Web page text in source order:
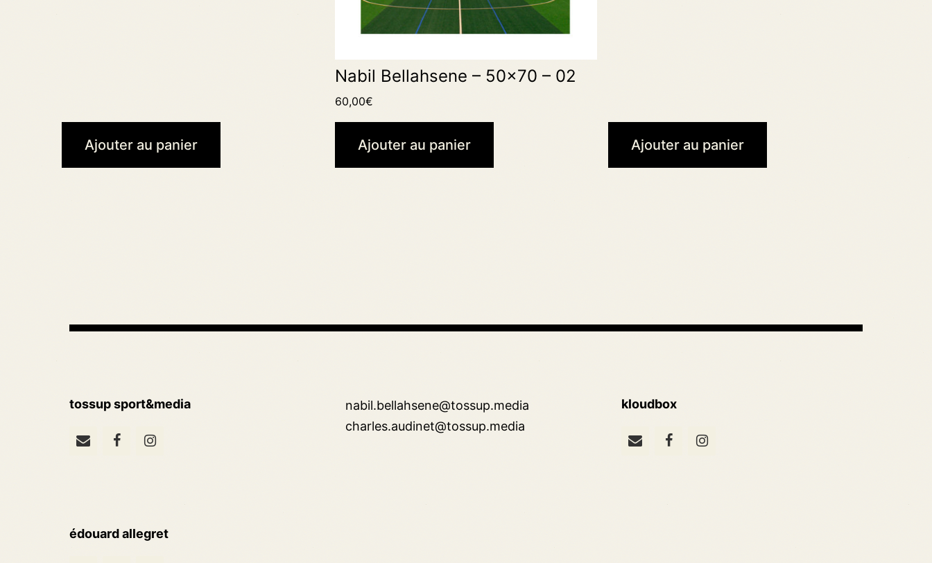
Ajouter au panier
Nabil Bellahsene – 50×70 – 02
60,00€
Ajouter au panier Ajouter au panier
tossup sport&media
nabil.bellahsene@tossup.media
charles.audinet@tossup.media
kloudbox
édouard allegret